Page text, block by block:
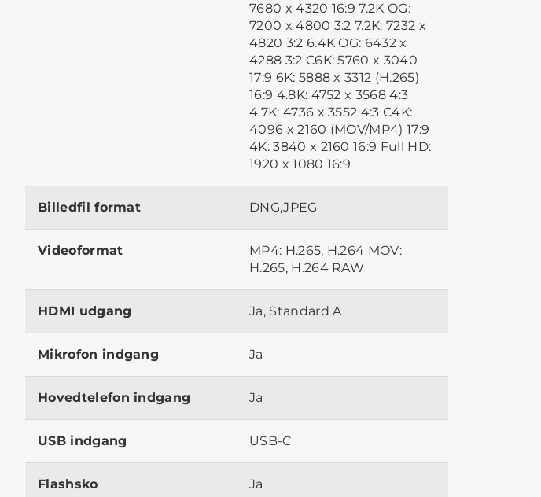
7680 x 4320 16:9 7.2K OG:
7200 x 4800 3:2 7.2K: 7232 x
4820 3:2 6.4K OG: 6432 x
4288 3:2 C6K: 5760 x 3040
17:9 6K: 5888 x 3312 (H.265)
16:9 4.8K: 4752 x 3568 4:3
4.7K: 4736 x 3552 4:3 C4K:
4096 x 2160 (MOV/MP4) 17:9
4K: 3840 x 2160 16:9 Full HD:
1920 x 1080 16:9
Billedfil format DNG,JPEG
Videoformat
MP4: H.265, H.264 MOV:
H.265, H.264 RAW
HDMI udgang Ja, Standard A
Mikrofon indgang Ja
Hovedtelefon indgang Ja
USB indgang USB-C
Flashsko Ja